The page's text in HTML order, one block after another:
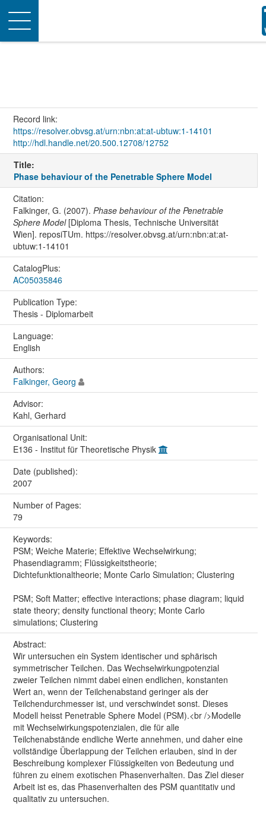
Toggle
navigation
Record link:
https://resolver.obvsg.at/urn:nbn:at:at-ubtuw:1-14101
http://hdl.handle.net/20.500.12708/12752
Title:
Phase behaviour of the Penetrable Sphere Model
Citation:
Falkinger, G. (2007). Phase behaviour of the Penetrable
Sphere Model[Diploma Thesis, Technische Universität
Wien]. reposiTUm. https://resolver.obvsg.at/urn:nbn:at:at-
ubtuw:1-14101
CatalogPlus:
AC05035846
Publication Type:
Thesis - Diplomarbeit
Language:
English
Authors:
Falkinger, Georg
Advisor:
Kahl, Gerhard
Organisational Unit:
E136 - Institut für Theoretische Physik
Date (published):
2007
Number of Pages:
79
Keywords:
PSM; Weiche Materie; Effektive Wechselwirkung;
Phasendiagramm; Flüssigkeitstheorie;
Dichtefunktionaltheorie; Monte Carlo Simulation; Clustering
PSM; Soft Matter; effective interactions; phase diagram; liquid
state theory; density functional theory; Monte Carlo
simulations; Clustering
Abstract:
Wir untersuchen ein System identischer und sphärisch
symmetrischer Teilchen. Das Wechselwirkungpotenzial
zweier Teilchen nimmt dabei einen endlichen, konstanten
Wert an, wenn der Teilchenabstand geringer als der
Teilchendurchmesser ist, und verschwindet sonst. Dieses
Modell heisst Penetrable Sphere Model (PSM).<br />Modelle
mit Wechselwirkungspotenzialen, die für alle
Teilchenabstände endliche Werte annehmen, und daher eine
vollständige Überlappung der Teilchen erlauben, sind in der
Beschreibung komplexer Flüssigkeiten von Bedeutung und
führen zu einem exotischen Phasenverhalten. Das Ziel dieser
Arbeit ist es, das Phasenverhalten des PSM quantitativ und
qualitativ zu untersuchen.